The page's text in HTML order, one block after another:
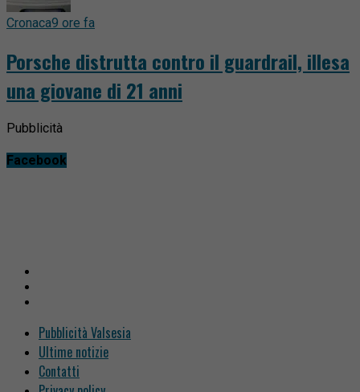
Cronaca9 ore fa
Porsche distrutta contro il guardrail, illesa
una giovane di 21 anni
Pubblicità
Facebook
Pubblicità Valsesia
Ultime notizie
Contatti